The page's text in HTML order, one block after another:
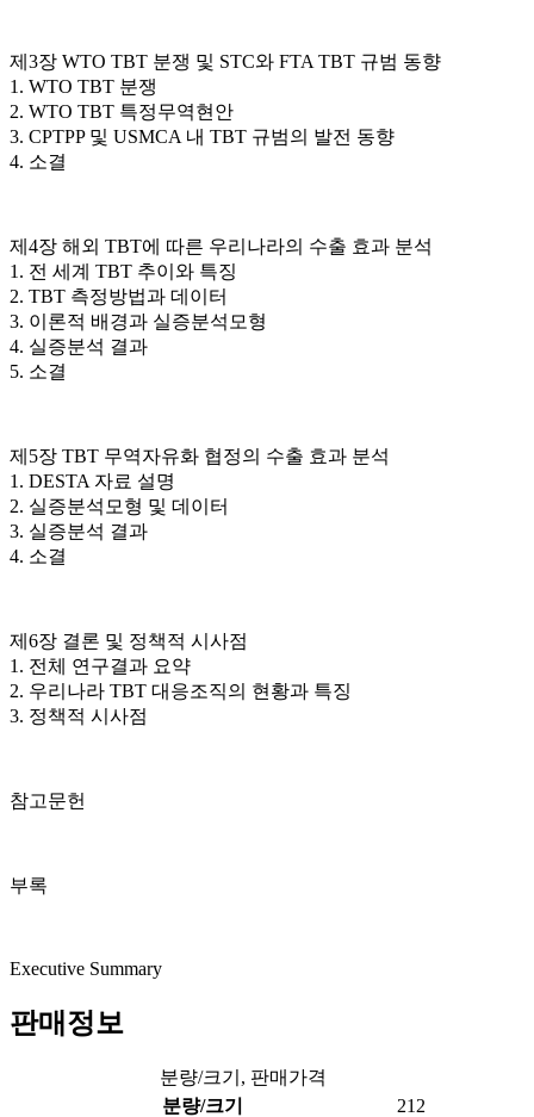
제3장 WTO TBT 분쟁 및 STC와 FTA TBT 규범 동향
1. WTO TBT 분쟁
2. WTO TBT 특정무역현안
3. CPTPP 및 USMCA 내 TBT 규범의 발전 동향
4. 소결
제4장 해외 TBT에 따른 우리나라의 수출 효과 분석
1. 전 세계 TBT 추이와 특징
2. TBT 측정방법과 데이터
3. 이론적 배경과 실증분석모형
4. 실증분석 결과
5. 소결
제5장 TBT 무역자유화 협정의 수출 효과 분석
1. DESTA 자료 설명
2. 실증분석모형 및 데이터
3. 실증분석 결과
4. 소결
제6장 결론 및 정책적 시사점
1. 전체 연구결과 요약
2. 우리나라 TBT 대응조직의 현황과 특징
3. 정책적 시사점
참고문헌
부록
Executive Summary
판매정보
분량/크기, 판매가격
분량/크기
212